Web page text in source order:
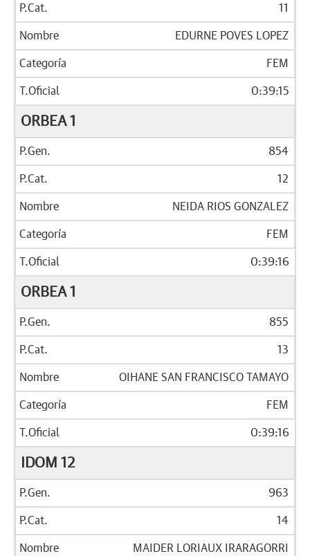
11
EDURNE POVES LOPEZ
FEM
0:39:15
ORBEA 1
854
12
NEIDA RIOS GONZALEZ
FEM
0:39:16
ORBEA 1
855
13
OIHANE SAN FRANCISCO TAMAYO
FEM
0:39:16
IDOM 12
963
14
MAIDER LORIAUX IRARAGORRI